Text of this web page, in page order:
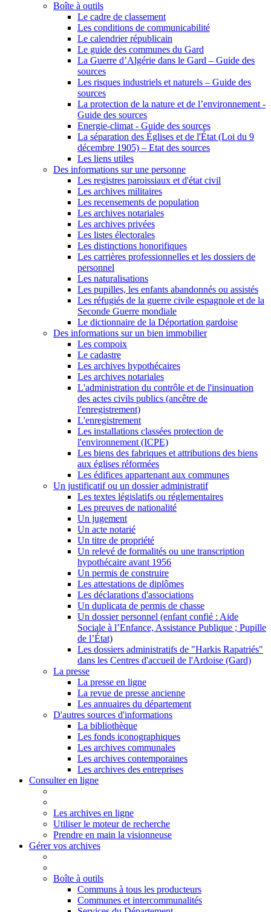
Boîte à outils
Le cadre de classement
Les conditions de communicabilité
Le calendrier républicain
Le guide des communes du Gard
La Guerre d’Algérie dans le Gard – Guide des
sources
Les risques industriels et naturels – Guide des
sources
La protection de la nature et de l’environnement -
Guide des sources
Energie-climat - Guide des sources
La séparation des Églises et de l'État (Loi du 9
décembre 1905) – Etat des sources
Les liens utiles
Des informations sur une personne
Les registres paroissiaux et d'état civil
Les archives militaires
Les recensements de population
Les archives notariales
Les archives privées
Les listes électorales
Les distinctions honorifiques
Les carrières professionnelles et les dossiers de
personnel
Les naturalisations
Les pupilles, les enfants abandonnés ou assistés
Les réfugiés de la guerre civile espagnole et de la
Seconde Guerre mondiale
Le dictionnaire de la Déportation gardoise
Des informations sur un bien immobilier
Les compoix
Le cadastre
Les archives hypothécaires
Les archives notariales
L'administration du contrôle et de l'insinuation
des actes civils publics (ancêtre de
l'enregistrement)
L'enregistrement
Les installations classées protection de
l'environnement (ICPE)
Les biens des fabriques et attributions des biens
aux églises réformées
Les édifices appartenant aux communes
Un justificatif ou un dossier administratif
Les textes législatifs ou réglementaires
Les preuves de nationalité
Un jugement
Un acte notarié
Un titre de propriété
Un relevé de formalités ou une transcription
hypothécaire avant 1956
Un permis de construire
Les attestations de diplômes
Les déclarations d'associations
Un duplicata de permis de chasse
Un dossier personnel (enfant confié : Aide
Sociale à l’Enfance, Assistance Publique ; Pupille
de l’État)
Les dossiers administratifs de "Harkis Rapatriés"
dans les Centres d'accueil de l'Ardoise (Gard)
La presse
La presse en ligne
La revue de presse ancienne
Les annuaires du département
D'autres sources d'informations
La bibliothèque
Les fonds iconographiques
Les archives communales
Les archives contemporaines
Les archives des entreprises
Consulter en ligne
Les archives en ligne
Utiliser le moteur de recherche
Prendre en main la visionneuse
Gérer vos archives
Boîte à outils
Communs à tous les producteurs
Communes et intercommunalités